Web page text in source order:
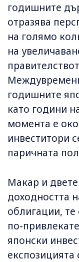
годишните
отразява
на голямо
на
годишните
като години
момента е
инвеститори
паричната
Макар и
доходността
облигации, те
по-
японски